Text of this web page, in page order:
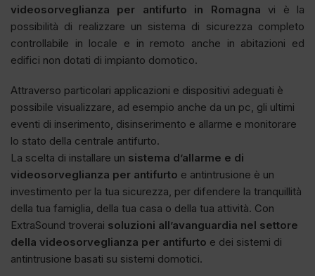
videosorveglianza per antifurto in Romagna vi è la
possibilità di realizzare un sistema di sicurezza completo
controllabile in locale e in remoto anche in abitazioni ed
edifici non dotati di impianto domotico.
Attraverso particolari applicazioni e dispositivi adeguati è
possibile visualizzare, ad esempio anche da un pc, gli ultimi
eventi di inserimento, disinserimento e allarme e monitorare
lo stato della centrale antifurto.
La scelta di installare un sistema d’allarme e di
videosorveglianza per antifurto e antintrusione è un
investimento per la tua sicurezza, per difendere la tranquillità
della tua famiglia, della tua casa o della tua attività. Con
ExtraSound troverai soluzioni all’avanguardia nel settore
della videosorveglianza per antifurto e dei sistemi di
antintrusione basati su sistemi domotici.